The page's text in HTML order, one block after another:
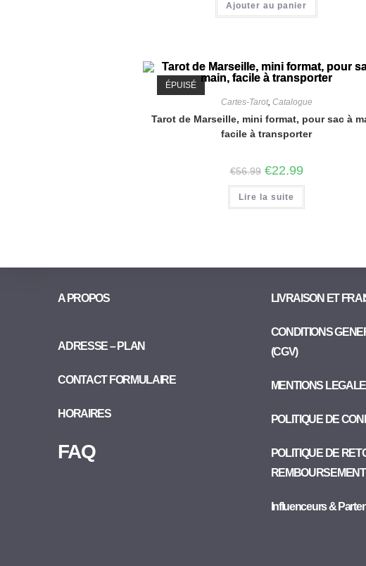
Ajouter au panier
ÉPUISÉ
Cartes-Tarot, Catalogue
Tarot de Marseille, mini format, pour sac à
facile à transporter
€56.99 €22.99
Lire la suite
A PROPOS
ADRESSE – PLAN
CONTACT FORMULAIRE
HORAIRES
FAQ
LIVRAISON ET
CONDITIONS
(CGV)
MENTIONS
POLITIQUE DE
POLITIQUE DE
REMBOURSEMENT
Influenceurs &